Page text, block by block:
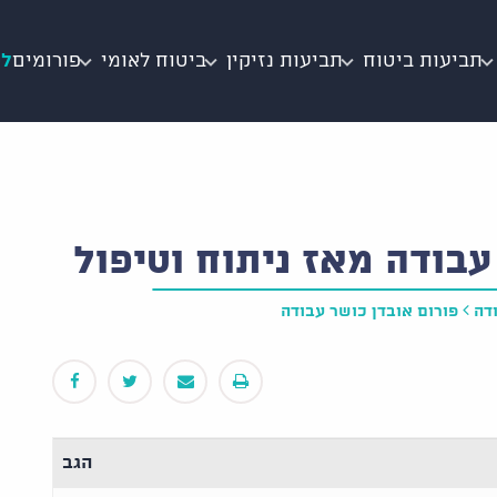
תביעות ביטוח תביעות נזיקין ביטוח לאומי פורומים
מאז ניתוח וטיפול
פורום אובדן כושר עבודה
הגב